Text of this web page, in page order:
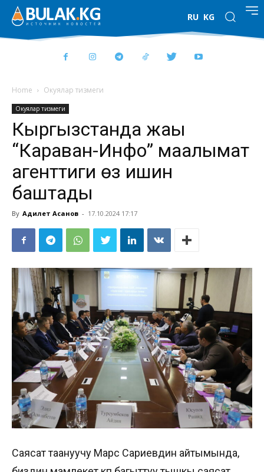
RU KG
Home Окуялар тизмеги
Окуялар тизмеги
Кыргызстанда жаңы
“Караван-Инфо” маалымат
агенттиги өз ишин
баштады
By Адилет Асанов - 17.10.2024 17:17
Саясат таануучу Марс Сариевдин айтымында,